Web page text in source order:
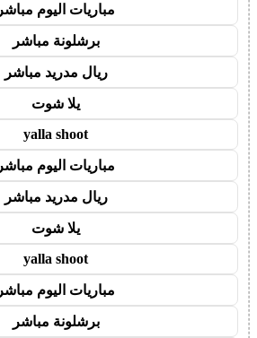
مباريات اليوم مباشر
برشلونة مباشر
ريال مدريد مباشر
يلا شوت
yalla shoot
مباريات اليوم مباشر
ريال مدريد مباشر
يلا شوت
yalla shoot
مباريات اليوم مباشر
برشلونة مباشر